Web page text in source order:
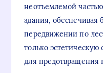
неотъемлемой
здания, обеспечивая
передвижении по
только
для предотвращения